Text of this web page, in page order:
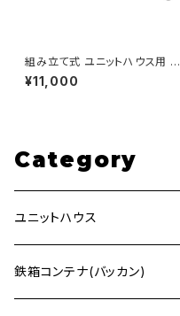
組み立て式 ユニットハウス用 庇
ひさし 雨よけ ステー2本 ボルト
付 玄関 ドア上 エントランス 鉄
¥11,000
Category
ユニットハウス
2.48ｍ×4ｍ (ホワイト)
鉄箱コンテナ(バッカン)